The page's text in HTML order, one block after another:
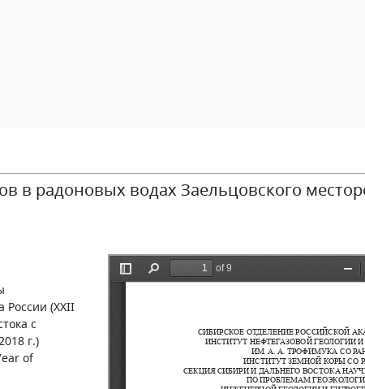
в радоновых водах Заельцовского
России (XXII
с
г.)
of